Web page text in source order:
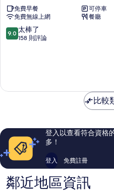
旅
台
南
市
免費早餐
可停車
免費無線上網
餐廳
9.0
分，
棒
評
論
9.0 太棒了
158 則評論
比較
登入以查看符合資格
多！
登入 免費註冊
鄰近地區資訊